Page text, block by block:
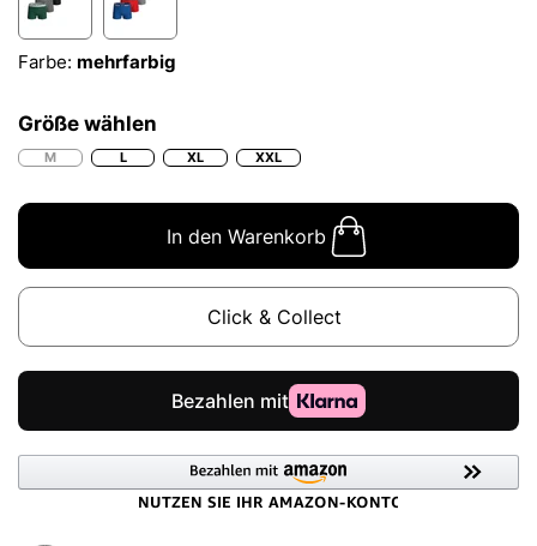
Farbe: mehrfarbig
Größe wählen
M L XL XXL
In den Warenkorb
Click & Collect